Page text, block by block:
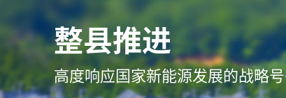
整县推进
高度响应国家新能源发展的战略